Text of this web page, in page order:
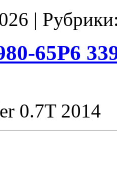
77R1
33980-
00000
Stage1
SpLim200
|
65P6
0.7T 2014